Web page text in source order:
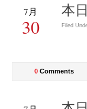
7月
30
本
Filed
0 Comments